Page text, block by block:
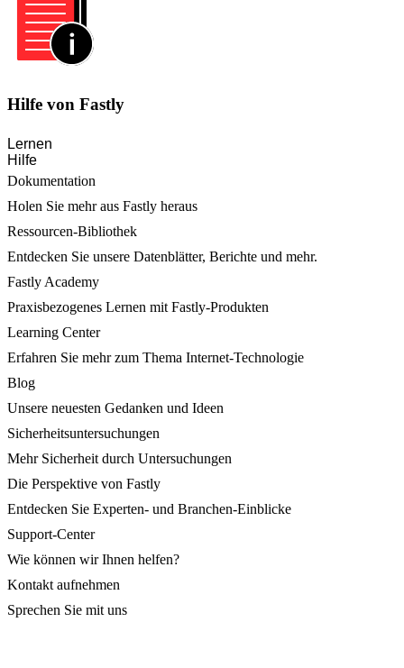
Hilfe von Fastly
Lernen
Hilfe
Dokumentation
Holen Sie mehr aus Fastly heraus
Ressourcen-Bibliothek
Entdecken Sie unsere Datenblätter, Berichte und mehr.
Fastly Academy
Praxisbezogenes Lernen mit Fastly-Produkten
Learning Center
Erfahren Sie mehr zum Thema Internet-Technologie
Blog
Unsere neuesten Gedanken und Ideen
Sicherheitsuntersuchungen
Mehr Sicherheit durch Untersuchungen
Die Perspektive von Fastly
Entdecken Sie Experten- und Branchen-Einblicke
Support-Center
Wie können wir Ihnen helfen?
Kontakt aufnehmen
Sprechen Sie mit uns